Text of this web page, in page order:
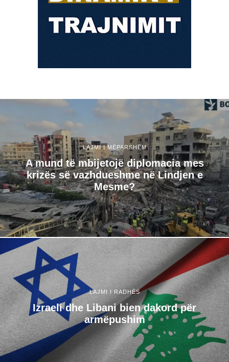
LAJMI I MËPARSHËM
A mund të mbijetojë diplomacia mes
krizës së vazhdueshme në Lindjen e
Mesme?
LAJMI I RADHËS
Izraeli dhe Libani bien dakord për
armëpushim